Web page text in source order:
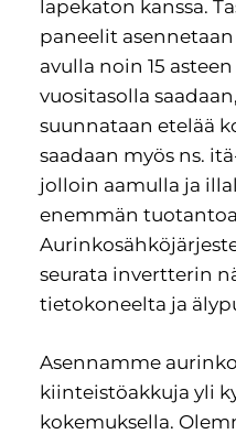
lapekaton kanssa.
paneelit
avulla noin 15
vuositasolla
suunnataan etelää
saadaan myös ns.
jolloin aamulla ja
enemmän
seurata invertterin
tietokoneelta ja
Asennamme
kiinteistöakkuja yli
kokemuksella.